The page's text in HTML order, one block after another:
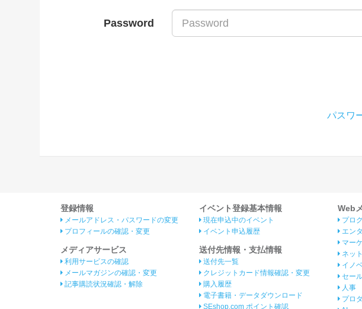
Password
パスワ
登録情報
メールアドレス・パスワードの変更
プロフィールの確認・変更
メディアサービス
利用サービスの確認
メールマガジンの確認・変更
記事購読状況確認・解除
イベント登録基本情報
現在申込中のイベント
イベント申込履歴
送付先情報・支払情報
送付先一覧
クレジットカード情報確認・変更
購入履歴
電子書籍・データダウンロード
SEshop.com ポイント確認
Web
プロ
エン
マー
ネッ
イノ
セー
人事
プロ